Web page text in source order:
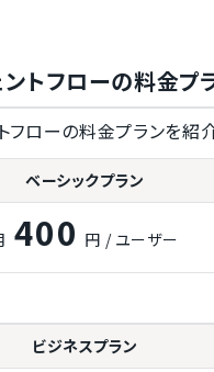
トフローの料金プ
フローの料金プランを紹介
ベーシックプラン
400 円 / ユーザー
ビジネスプラン